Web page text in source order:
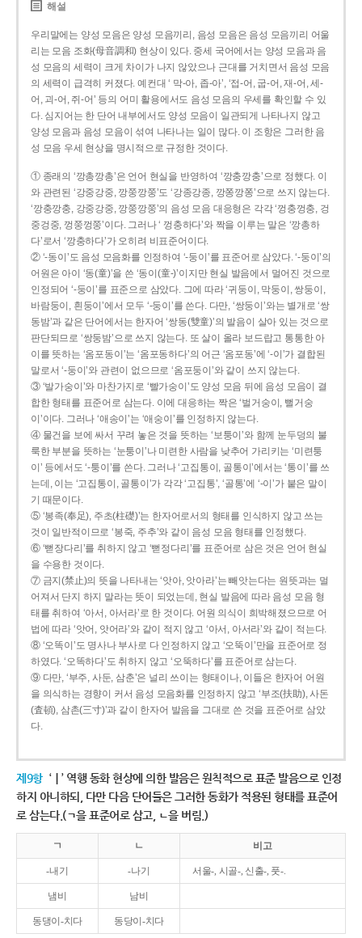
해설
우리말에는 양성 모음은 양성 모음끼리, 음성 모음은 음성 모음끼리 어울
리는 모음 조화(母音調和) 현상이 있다. 중세 국어에서는 양성 모음과 음
성 모음의 세력이 크게 차이가 나지 않았으나 근대를 거치면서 음성 모음
의 세력이 급격히 커졌다. 예컨대 ‘ 막-아, 좁-아’, ‘접-어, 굽-어, 재-어, 세-
어, 괴-어, 쥐-어’ 등의 어미 활용에서도 음성 모음의 우세를 확인할 수 있
다. 심지어는 한 단어 내부에서도 양성 모음이 일관되게 나타나지 않고
양성 모음과 음성 모음이 섞여 나타나는 일이 많다. 이 조항은 그러한 음
성 모음 우세 현상을 명시적으로 규정한 것이다.
① 종래의 ‘깡총깡총’은 언어 현실을 반영하여 ‘깡충깡충’으로 정했다. 이
와 관련된 ‘강중강중, 깡쭝깡쭝’도 ‘강종강종, 깡쫑깡쫑’으로 쓰지 않는다.
‘깡충깡충, 강중강중, 깡쭝깡쭝’의 음성 모음 대응형은 각각 ‘껑충껑충, 겅
중겅중, 껑쭝껑쭝’이다. 그러나 ‘ 껑충하다’와 짝을 이루는 말은 ‘깡총하
다’로서 ‘깡충하다’가 오히려 비표준어이다.
② ‘-동이’도 음성 모음화를 인정하여 ‘-둥이’를 표준어로 삼았다. ‘-둥이’의
어원은 아이 ‘동(童)’을 쓴 ‘동이(童-)’이지만 현실 발음에서 멀어진 것으로
인정되어 ‘-둥이’를 표준으로 삼았다. 그에 따라 ‘귀둥이, 막둥이, 쌍둥이,
바람둥이, 흰둥이’에서 모두 ‘-둥이’를 쓴다. 다만, ‘쌍둥이’와는 별개로 ‘쌍
동밤’과 같은 단어에서는 한자어 ‘쌍동(雙童)’의 발음이 살아 있는 것으로
판단되므로 ‘쌍둥밤’으로 쓰지 않는다. 또 살이 올라 보드랍고 통통한 아
이를 뜻하는 ‘옴포동이’는 ‘옴포동하다’의 어근 ‘옴포동’에 ‘-이’가 결합된
말로서 ‘-둥이’와 관련이 없으므로 ‘옴포둥이’와 같이 쓰지 않는다.
③ ‘발가숭이’와 마찬가지로 ‘빨가숭이’도 양성 모음 뒤에 음성 모음이 결
합한 형태를 표준어로 삼는다. 이에 대응하는 짝은 ‘벌거숭이, 뻘거숭
이’이다. 그러나 ‘애송이’는 ‘애숭이’를 인정하지 않는다.
④ 물건을 보에 싸서 꾸려 놓은 것을 뜻하는 ‘보퉁이’와 함께 눈두덩의 불
룩한 부분을 뜻하는 ‘눈퉁이’나 미련한 사람을 낮추어 가리키는 ‘미련퉁
이’ 등에서도 ‘-퉁이’를 쓴다. 그러나 ‘고집통이, 골통이’에서는 ‘통이’를 쓰
는데, 이는 ‘고집통이, 골통이’가 각각 ‘고집통’, ‘골통’에 ‘-이’가 붙은 말이
기 때문이다.
⑤ ‘봉족(奉足), 주초(柱礎)’는 한자어로서의 형태를 인식하지 않고 쓰는
것이 일반적이므로 ‘봉죽, 주추’와 같이 음성 모음 형태를 인정했다.
⑥ ‘뻗장다리’를 취하지 않고 ‘뻗정다리’를 표준어로 삼은 것은 언어 현실
을 수용한 것이다.
⑦ 금지(禁止)의 뜻을 나타내는 ‘앗아, 앗아라’는 빼앗는다는 원뜻과는 멀
어져서 단지 하지 말라는 뜻이 되었는데, 현실 발음에 따라 음성 모음 형
태를 취하여 ‘아서, 아서라’로 한 것이다. 어원 의식이 희박해졌으므로 어
법에 따라 ‘앗어, 앗어라’와 같이 적지 않고 ‘아서, 아서라’와 같이 적는다.
⑧ ‘오똑이’도 명사나 부사로 다 인정하지 않고 ‘오뚝이’만을 표준어로 정
하였다. ‘오똑하다’도 취하지 않고 ‘오뚝하다’를 표준어로 삼는다.
⑨ 다만, ‘부주, 사둔, 삼춘’은 널리 쓰이는 형태이나, 이들은 한자어 어원
을 의식하는 경향이 커서 음성 모음화를 인정하지 않고 ‘부조(扶助), 사돈
(査頓), 삼촌(三寸)’과 같이 한자어 발음을 그대로 쓴 것을 표준어로 삼았
다.
제9항 ‘ㅣ’ 역행 동화 현상에 의한 발음은 원칙적으로 표준 발음으로 인정
하지 아니하되, 다만 다음 단어들은 그러한 동화가 적용된 형태를 표준어
로 삼는다.(ㄱ을 표준어로 삼고, ㄴ을 버림.)
ㄱ ㄴ 비고
-내기 -나기 서울-, 시골-, 신출-, 풋-.
냄비 남비
동댕이-치다 동당이-치다